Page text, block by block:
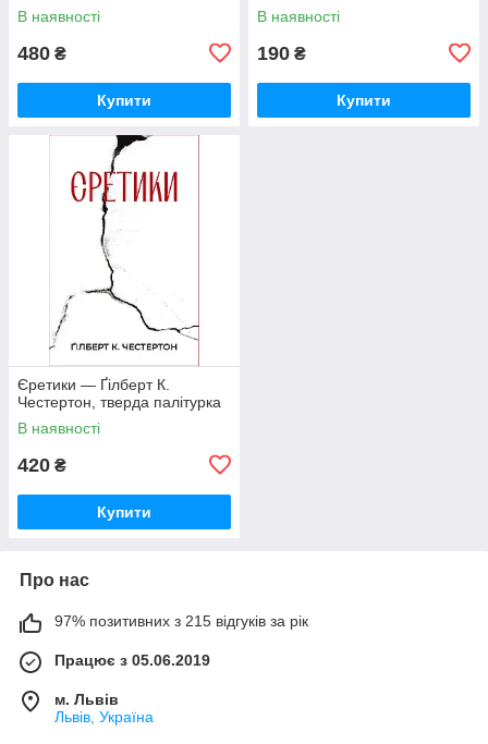
В наявності
480 ₴
Купити
В наявності
190 ₴
Купити
Єретики — Ґілберт К.
Честертон, тверда палітурка
В наявності
420 ₴
Купити
Про нас
97% позитивних з 215 відгуків за рік
Працює з 05.06.2019
м. Львів
Львів, Україна